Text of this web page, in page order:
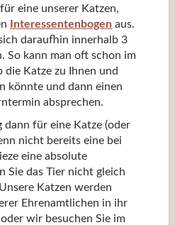
eine unserer Katzen,
Interessentenbogen aus.
daraufhin innerhalb 3
So kann man oft schon im
Katze zu Ihnen und
könnte und dann einen
absprechen.
dann für eine Katze (oder
nicht bereits eine bei
eine absolute
Sie das Tier nicht gleich
Katzen werden
Ehrenamtlichen in ihr
wir besuchen Sie im